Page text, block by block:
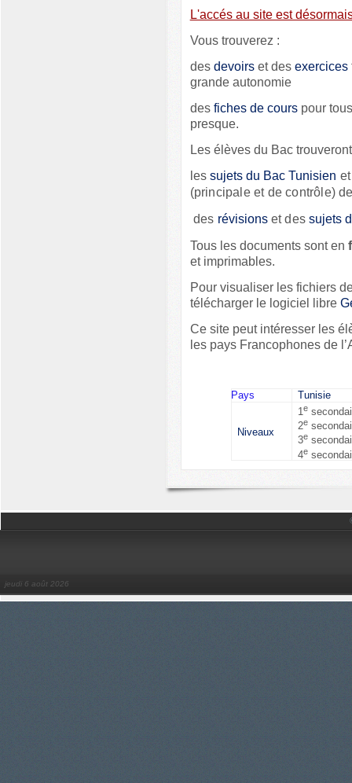
L'accés au site est
Vous trouverez :
des devoirs et des exercices
grande autonomie
des fiches de courspour
presque.
Les élèves du Bac
lessujets du Bac Tunisien
(principale et de contrôle)
des révisionset dessujets
Tous les documents sont en
et imprimables.
Pour visualiser les fichiers
télécharger le logiciel libre
Ce site peut intéresser les
les pays Francophones de
Pays Tunisie
Niveaux
1 e
2e
3e
4e
jeudi 6 août 2026